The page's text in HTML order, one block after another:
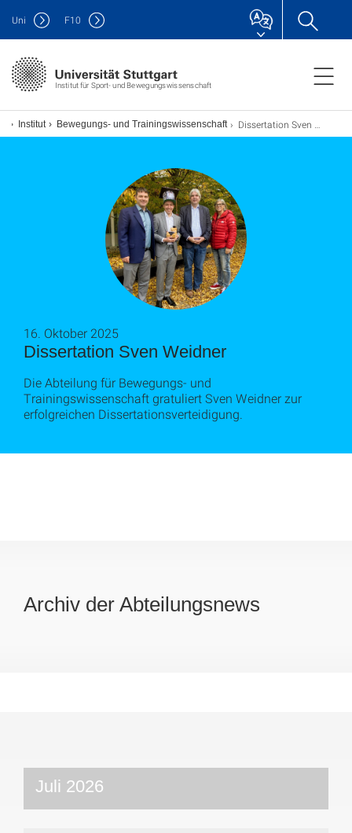
Institut für Sport- und Bewegungswissenschaft
Uni F10
Institut Bewegungs- und Trainingswissenschaft Dissertation Sven Weidner
Dissertation Sven Weidner
16. Oktober 2025
Die Abteilung für Bewegungs- und
Trainingswissenschaft gratuliert Sven Weidner zur
erfolgreichen Dissertationsverteidigung.
Archiv der Abteilungsnews
Juli 2026